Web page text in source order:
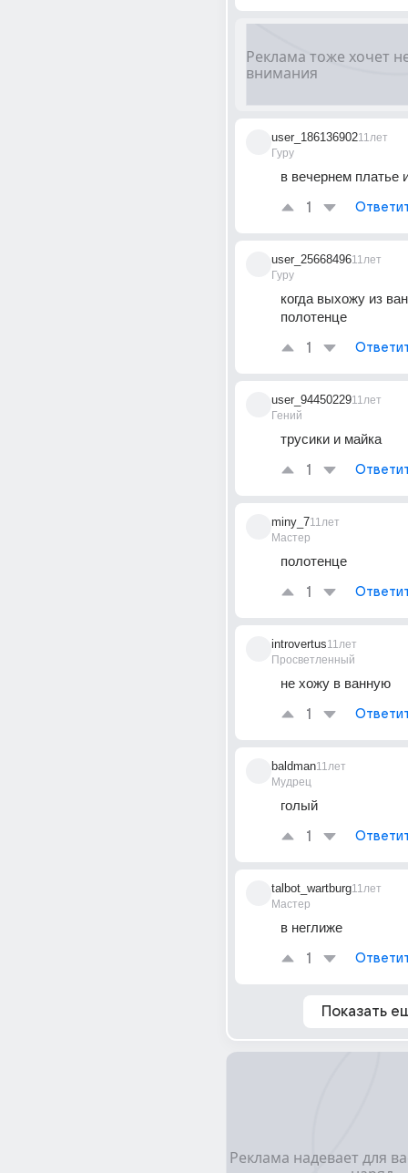
user_186136902
Гуру
11лет
в вечернем платье
1
user_25668496
Гуру
11лет
когда выхожу из
полотенце
1
user_94450229
Гений
11лет
трусики и майка
1
miny_7
Мастер
11лет
полотенце
1
introvertus
Просветленный
11лет
не хожу в ванную
1
baldman
Мудрец
11лет
голый
1
talbot_wartburg
Мастер
11лет
в неглиже
1
Показать